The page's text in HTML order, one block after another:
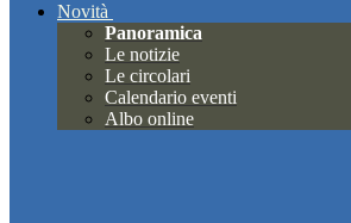
Novità
Panoramica
Le notizie
Le circolari
Calendario eventi
Albo online